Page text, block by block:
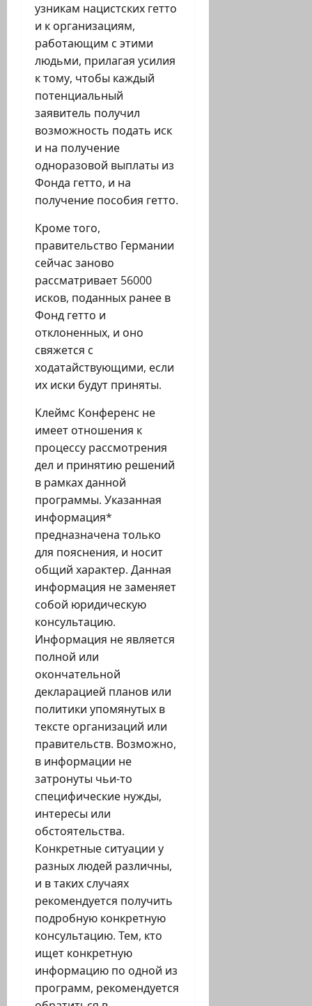
узникам нацистских гетто
и к организациям,
работающим с этими
людьми, прилагая усилия
к тому, чтобы каждый
потенциальный
заявитель получил
возможность подать иск
и на получение
одноразовой выплаты из
Фонда гетто, и на
получение пособия гетто.
Кроме того,
правительство Германии
сейчас заново
рассматривает 56000
исков, поданных ранее в
Фонд гетто и
отклоненных, и оно
свяжется с
ходатайствующими, если
их иски будут приняты.
Клеймс Конференс не
имеет отношения к
процессу рассмотрения
дел и принятию решений
в рамках данной
программы. Указанная
информация*
предназначена только
для пояснения, и носит
общий характер. Данная
информация не заменяет
собой юридическую
консультацию.
Информация не является
полной или
окончательной
декларацией планов или
политики упомянутых в
тексте организаций или
правительств. Возможно,
в информации не
затронуты чьи-то
специфические нужды,
интересы или
обстоятельства.
Конкретные ситуации у
разных людей различны,
и в таких случаях
рекомендуется получить
подробную конкретную
консультацию. Тем, кто
ищет конкретную
информацию по одной из
программ, рекомендуется